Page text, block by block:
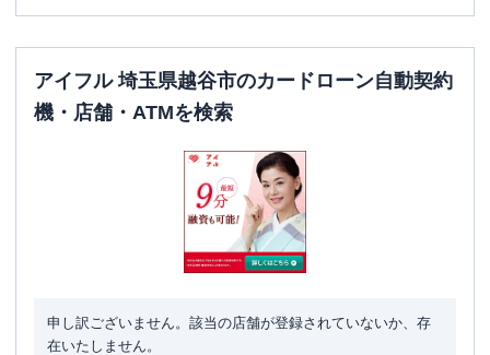
アイフル 埼玉県越谷市のカードローン自動契約
機・店舗・ATMを検索
申し訳ございません。該当の店舗が登録されていないか、存
在いたしません。